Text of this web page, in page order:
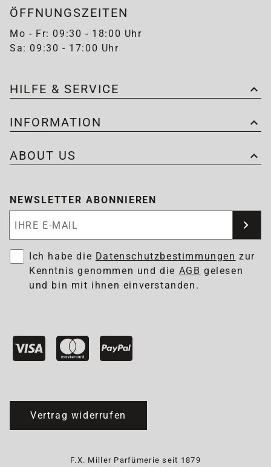
ÖFFNUNGSZEITEN
Mo - Fr: 09:30 - 18:00 Uhr
Sa: 09:30 - 17:00 Uhr
HILFE & SERVICE
INFORMATION
ABOUT US
NEWSLETTER ABONNIEREN
Ich habe die Datenschutzbestimmungen zur
Kenntnis genommen und die AGB gelesen
und bin mit ihnen einverstanden.
Vertrag widerrufen
F.X. Miller Parfümerie seit 1879